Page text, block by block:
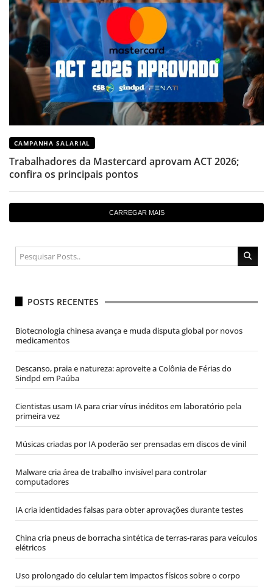
CAMPANHA SALARIAL
Trabalhadores da Mastercard aprovam ACT 2026;
confira os principais pontos
CARREGAR MAIS
POSTS RECENTES
Biotecnologia chinesa avança e muda disputa global por novos
medicamentos
Descanso, praia e natureza: aproveite a Colônia de Férias do
Sindpd em Paúba
Cientistas usam IA para criar vírus inéditos em laboratório pela
primeira vez
Músicas criadas por IA poderão ser prensadas em discos de vinil
Malware cria área de trabalho invisível para controlar
computadores
IA cria identidades falsas para obter aprovações durante testes
China cria pneus de borracha sintética de terras-raras para veículos
elétricos
Uso prolongado do celular tem impactos físicos sobre o corpo